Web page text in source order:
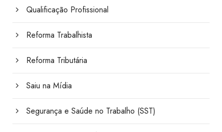
Qualificação Profissional
Reforma Trabalhista
Reforma Tributária
Saiu na Mídia
Segurança e Saúde no Trabalho (SST)